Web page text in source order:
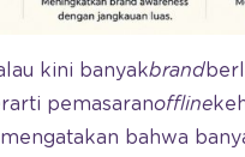
kini banyakbrand
pemasaranoffline
bahwa